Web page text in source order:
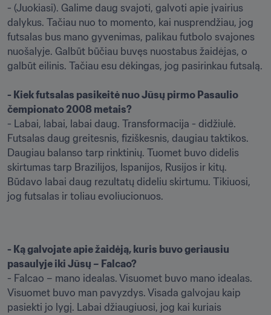
- (Juokiasi). Galime daug svajoti, galvoti apie įvairius
dalykus. Tačiau nuo to momento, kai nusprendžiau, jog
futsalas bus mano gyvenimas, palikau futbolo svajones
nuošalyje. Galbūt būčiau buvęs nuostabus žaidėjas, o
galbūt eilinis. Tačiau esu dėkingas, jog pasirinkau futsalą.
- Kiek futsalas pasikeitė nuo Jūsų pirmo Pasaulio
čempionato 2008 metais?
- Labai, labai, labai daug. Transformacija - didžiulė.
Futsalas daug greitesnis, fiziškesnis, daugiau taktikos.
Daugiau balanso tarp rinktinių. Tuomet buvo didelis
skirtumas tarp Brazilijos, Ispanijos, Rusijos ir kitų.
Būdavo labai daug rezultatų dideliu skirtumu. Tikiuosi,
jog futsalas ir toliau evoliucionuos.
- Ką galvojate apie žaidėją, kuris buvo geriausiu
pasaulyje iki Jūsų – Falcao?
- Falcao – mano idealas. Visuomet buvo mano idealas.
Visuomet buvo man pavyzdys. Visada galvojau kaip
pasiekti jo lygį. Labai džiaugiuosi, jog kai kuriais